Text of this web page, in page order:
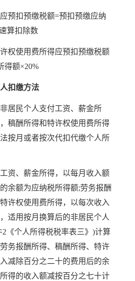
扣预缴税额=预扣预缴应纳
算扣除数
使用费所得应预扣预缴税额
得额×20%
扣缴方法
民个人支付工资、薪金所
稿酬所得和特许权使用费所得
按月或者按次代扣代缴个人所
、薪金所得，以每月收入额
余额为应纳税所得额;劳务报酬
许权使用费所得，以每次收入
适用按月换算后的非居民个人
《个人所得税税率表三》)计算
务报酬所得、稿酬所得、特许
减除百分之二十的费用后的余
得的收入额减按百分之七十计